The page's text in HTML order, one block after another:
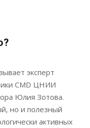
эксперт
CMD ЦНИИ
Юлия Зотова.
но и полезный
активных